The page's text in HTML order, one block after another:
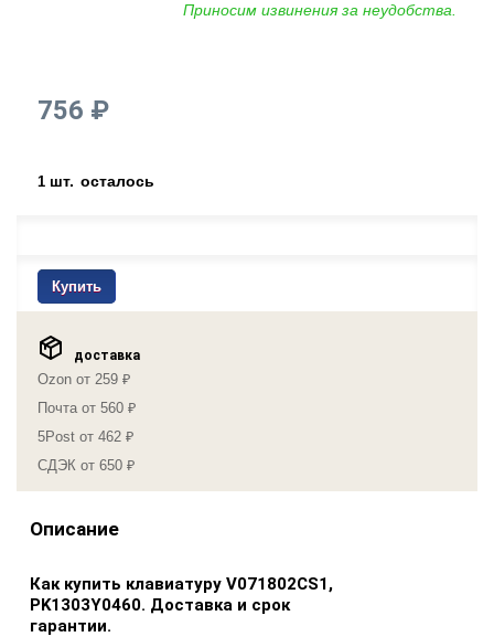
Приносим извинения за неудобства.
756 ₽
1 шт. осталось
Купить
доставка
Ozon от 259 ₽
Почта от 560 ₽
5Post от 462 ₽
СДЭК от 650 ₽
Описание
Как купить клавиатуру V071802CS1,
PK1303Y0460. Доставка и срок
гарантии.